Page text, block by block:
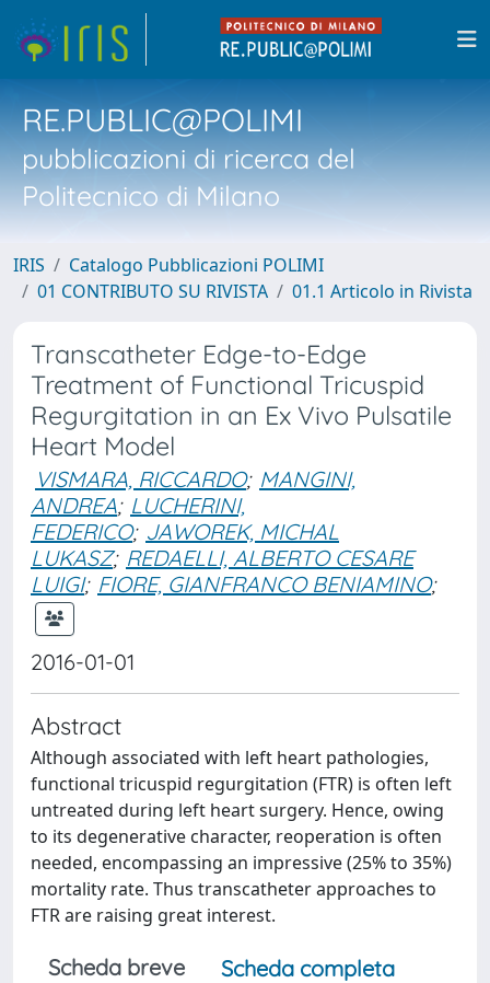
RE.PUBLIC@POLIMI
pubblicazioni di ricerca del
Politecnico di Milano
IRIS
Catalogo Pubblicazioni POLIMI
01 CONTRIBUTO SU RIVISTA
01.1 Articolo in Rivista
Transcatheter Edge-to-Edge
Treatment of Functional Tricuspid
Regurgitation in an Ex Vivo Pulsatile
Heart Model
VISMARA, RICCARDO; MANGINI,
ANDREA; LUCHERINI,
FEDERICO; JAWOREK, MICHAL
LUKASZ; REDAELLI, ALBERTO CESARE
LUIGI; FIORE, GIANFRANCO BENIAMINO;
2016-01-01
Abstract
Although associated with left heart pathologies,
functional tricuspid regurgitation (FTR) is often left
untreated during left heart surgery. Hence, owing
to its degenerative character, reoperation is often
needed, encompassing an impressive (25% to 35%)
mortality rate. Thus transcatheter approaches to
FTR are raising great interest.
Scheda breve
Scheda completa